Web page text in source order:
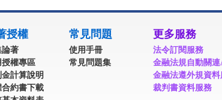
授權
論著
授權專區
計算說明
合約書下載
常見問題
使用手冊
常見問題集
更多服務
法令訂閱服務
金融法規自動關
金融法遵外規資料
裁判書資料服務